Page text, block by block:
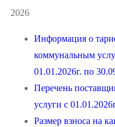
2026
Информация о
коммунальным
01.01.2026г. по
Перечень
услуги с
Размер взноса на